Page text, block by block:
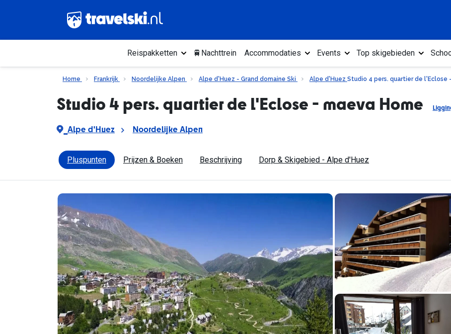
Reispakketten 🚆Nachttrein Accommodaties Events Top skigebieden
Home Frankrijk Noordelijke Alpen Alpe d'Huez - Grand domaine Ski Alpe d'Huez Studio 4 pers. quartier de l'Eclose
Studio 4 pers. quartier de l'Eclose - maeva Home
Alpe d'Huez Noordelijke Alpen
Pluspunten Prijzen & Boeken Beschrijving Dorp & Skigebied - Alpe d'Huez